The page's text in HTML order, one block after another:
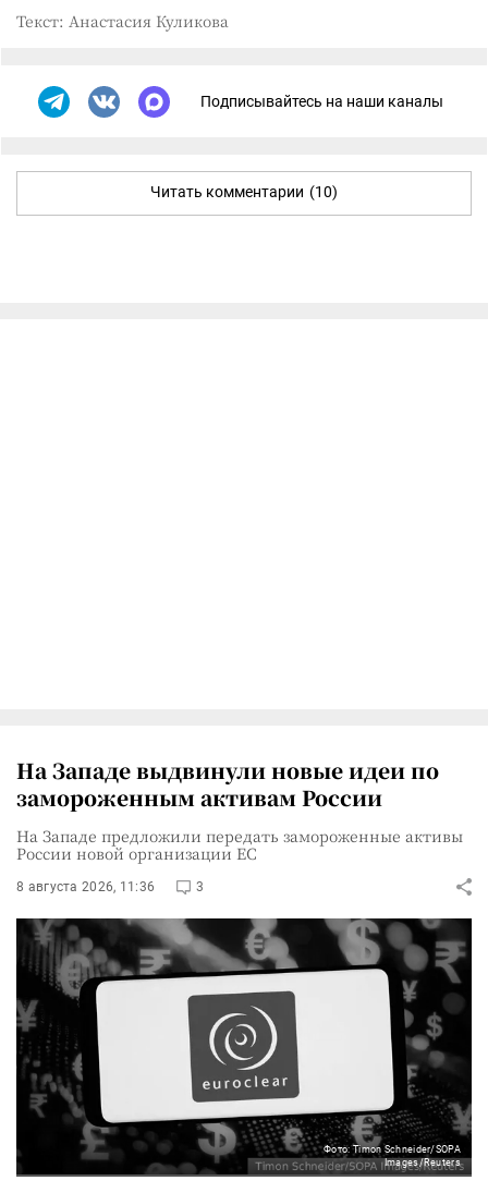
Текст: Анастасия Куликова
Подписывайтесь на наши каналы
Читать комментарии (10)
На Западе выдвинули новые идеи по
замороженным активам России
На Западе предложили передать замороженные активы
России новой организации ЕС
8 августа 2026, 11:36 3
Фото: Timon Schneider/SOPA
Images/Reuters